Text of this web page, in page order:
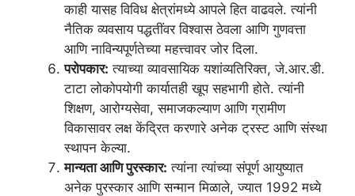
काही यासह विविध क्षेत्रांमध्ये आपले हित वाढवले. त्यांनी
नैतिक व्यवसाय पद्धतींवर विश्वास ठेवला आणि गुणवत्ता
आणि नाविन्यपूर्णतेच्या महत्त्वावर जोर दिला.
परोपकार: त्याच्या व्यावसायिक यशांव्यतिरिक्त, जे.आर.डी.
टाटा लोकोपयोगी कार्यातही खूप सहभागी होते. त्यांनी
शिक्षण, आरोग्यसेवा, समाजकल्याण आणि ग्रामीण
विकासावर लक्ष केंद्रित करणारे अनेक ट्रस्ट आणि संस्था
स्थापन केल्या.
मान्यता आणि पुरस्कार: त्यांना त्यांच्या संपूर्ण आयुष्यात
अनेक पुरस्कार आणि सन्मान मिळाले, ज्यात 1992 मध्ये